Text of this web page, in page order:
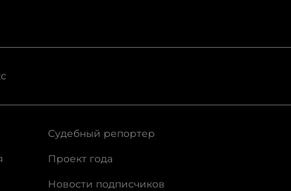
Судебный репортер
Проект года
Новости подписчиков